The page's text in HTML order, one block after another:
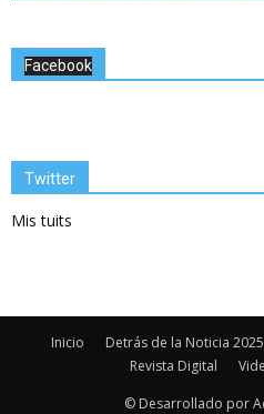
Facebook
Twitter
Mis tuits
Inicio Detrás de la Noticia 2025
Revista Digital
© Desarrollado por